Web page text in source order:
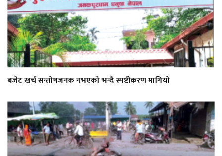
बजेट खर्च सन्तोषजनक नभएको भन्दै स्पष्टीकरण मागियो